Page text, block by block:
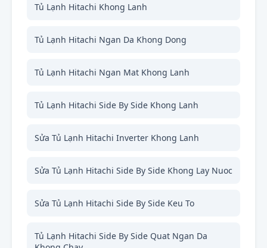
Tủ Lạnh Hitachi Khong Lanh
Tủ Lạnh Hitachi Ngan Da Khong Dong
Tủ Lạnh Hitachi Ngan Mat Khong Lanh
Tủ Lạnh Hitachi Side By Side Khong Lanh
Sửa Tủ Lạnh Hitachi Inverter Khong Lanh
Sửa Tủ Lạnh Hitachi Side By Side Khong Lay Nuoc
Sửa Tủ Lạnh Hitachi Side By Side Keu To
Tủ Lạnh Hitachi Side By Side Quat Ngan Da